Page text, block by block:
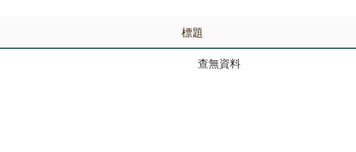
標題
查無資料